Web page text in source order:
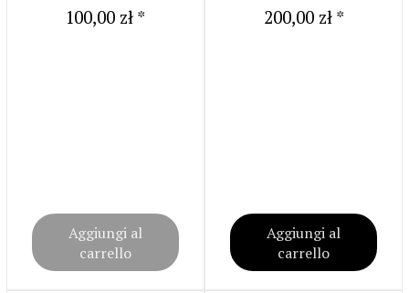
100,00 zł *
Aggiungi al
carrello
200,00 zł *
Aggiungi al
carrello